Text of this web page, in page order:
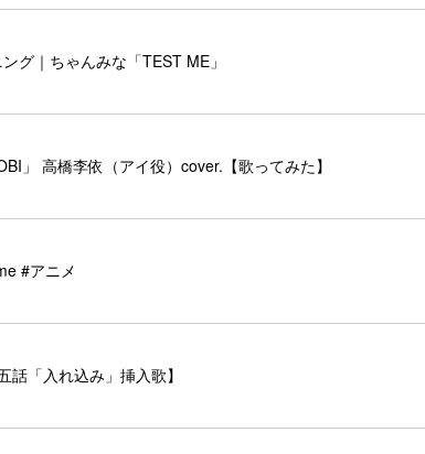
グ｜ちゃんみな「TEST ME」
」 高橋李依（アイ役）cover.【歌ってみた】
#アニメ
話「入れ込み」挿入歌】